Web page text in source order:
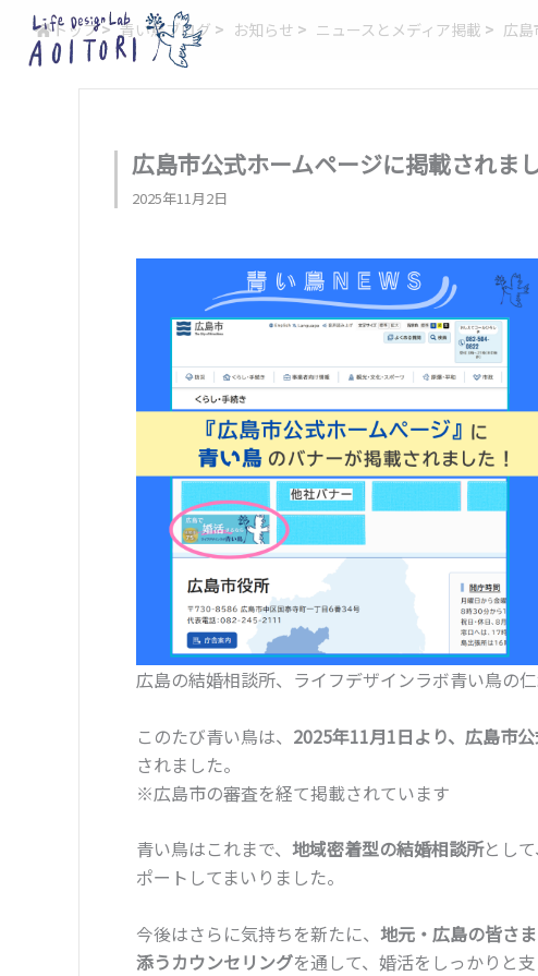
トップ> 青い鳥ブログ > お知らせ > ニュースとメディア掲載 > 広島
広島市公式ホームページに掲載されま
2025年11月2日
広島の結婚相談所、ライフデザインラボ青い鳥の
このたび青い鳥は、 2025年11月1日より、広島市
されました。
※広島市の審査を経て掲載されています
青い鳥はこれまで、 地域密着型の結婚相談所とし
ポートしてまいりました。
今後はさらに気持ちを新たに、 地元・広島の皆さ
添うカウンセリングを通して、婚活をしっかりと